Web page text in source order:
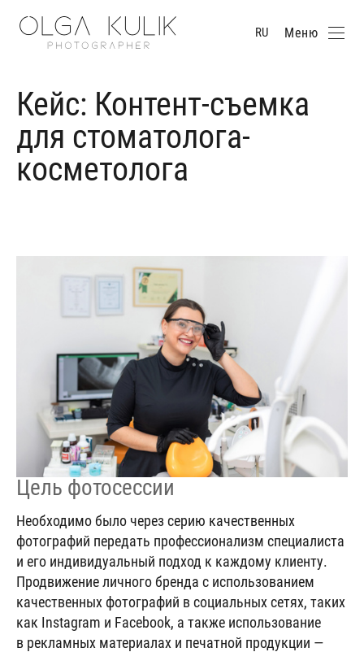
RU Меню
Кейс: Контент-съемка
для стоматолога-
косметолога
Цель фотосессии
Необходимо было через серию качественных
фотографий передать профессионализм специалиста
и его индивидуальный подход к каждому клиенту.
Продвижение личного бренда с использованием
качественных фотографий в социальных сетях, таких
как Instagram и Facebook, а также использование
в рекламных материалах и печатной продукции —